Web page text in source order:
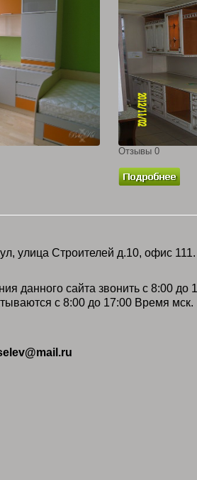
Отзывы 0
улица Строителей д.10, офис 111.
данного сайта звонить с 8:00 до
с 8:00 до 17:00 Время мск.